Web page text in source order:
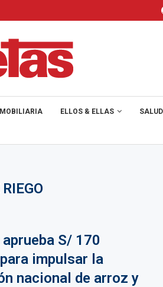
ELLOS & ELLAS SALUD
S/ 170
impulsar la
nacional de arroz y